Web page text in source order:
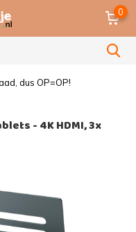
0
dus OP=OP!
- 4K HDMI, 3x